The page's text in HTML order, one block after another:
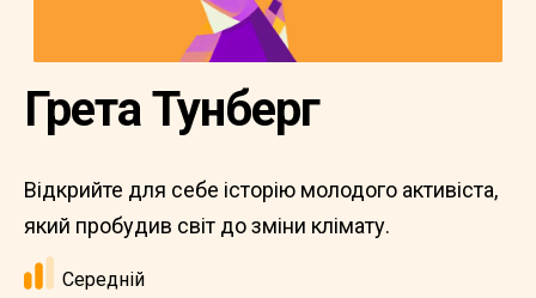
Грета Тунберг
Відкрийте для себе історію молодого активіста,
який пробудив світ до зміни клімату.
Середній